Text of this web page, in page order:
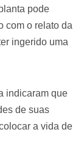
pode
com o relato da
ingerido uma
indicaram que
de suas
a vida de